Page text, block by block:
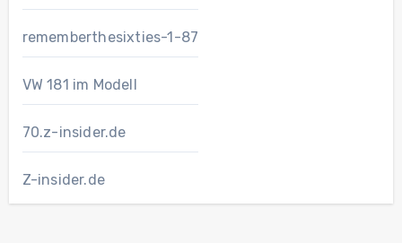
rememberthesixties-1-87
VW 181 im Modell
70.z-insider.de
Z-insider.de